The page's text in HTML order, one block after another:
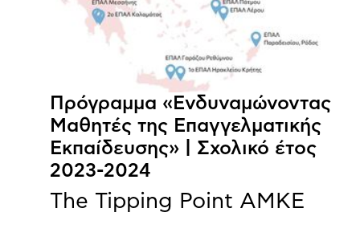
Πρόγραμμα «Ενδυναμώνοντας
Μαθητές της Επαγγελματικής
Εκπαίδευσης» | Σχολικό έτος
2023-2024
The Tipping Point ΑΜΚΕ